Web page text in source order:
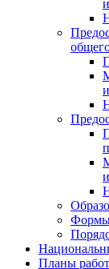
Формы
Планы